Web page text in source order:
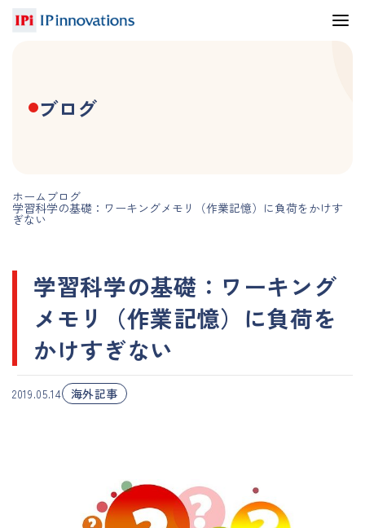
ブログ
ホーム ブログ
学習科学の基礎：ワーキングメモリ（作業記憶）に負荷をかけす
ぎない
学習科学の基礎：ワーキング
メモリ（作業記憶）に負荷を
かけすぎない
2019.05.14 海外記事